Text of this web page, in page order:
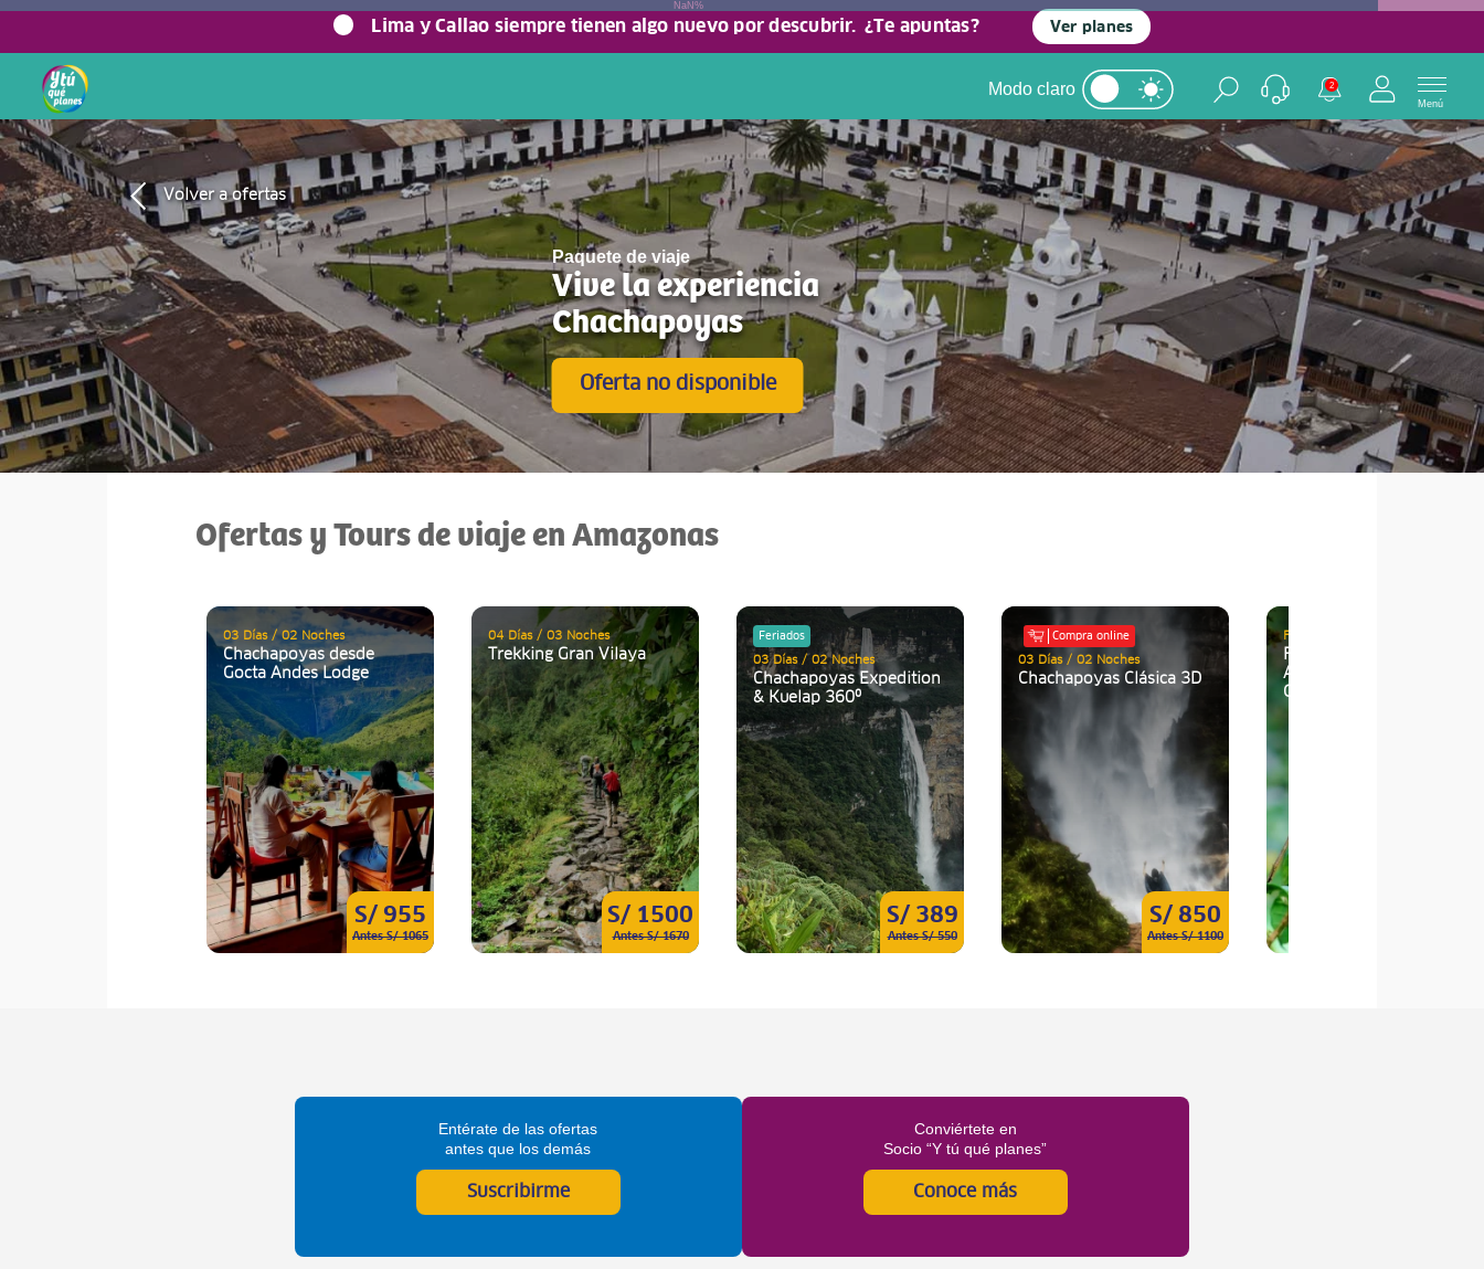
Lima y Callao siempre tienen algo nuevo por descubrir. ¿Te apuntas? Ver planes
Modo claro 2
Menú
NaN%
Volver a ofertas
Paquete de viaje
Vive la experiencia
Chachapoyas
Oferta no disponible
Ofertas y Tours de viaje en Amazonas
S/ 955
Antes S/ 1065
03 Días / 02 Noches
Chachapoyas desde
Gocta Andes Lodge
S/ 1500
Antes S/ 1670
04 Días / 03 Noches
Trekking Gran Vilaya
S/ 389
Antes S/ 550
Feriados
03 Días / 02 Noches
Chachapoyas Expedition
& Kuelap 360º
S/ 850
Antes S/ 1100
Compra online
03 Días / 02 Noches
Chachapoyas Clásica 3D
Full Day (Día completo)
Full Day Avistamiento de
Aves en la Foresta de
Gocta
Entérate de las ofertas
antes que los demás
Suscribirme
Conviértete en
Socio “Y tú qué planes”
Conoce más